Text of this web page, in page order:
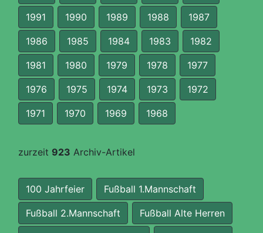
1991 1990 1989 1988 1987
1986 1985 1984 1983 1982
1981 1980 1979 1978 1977
1976 1975 1974 1973 1972
1971 1970 1969 1968
zurzeit 923 Archiv-Artikel
100 Jahrfeier Fußball 1.Mannschaft
Fußball 2.Mannschaft Fußball Alte Herren